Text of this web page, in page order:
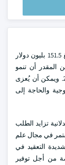
وقُدرت قيمة سوق العبوة الصيدلانية العالمية بمبلغ 151.5 بليون دولار
المتحدة في عام 2024، ومن المقدر أن تنمو
بنسبة 15.6 في المائة من عام 2025 إلى عام 2034. ويمكن أن يُعزى
والحاجة إلى
تزايد الطلب
في مجال علم
التعقيد في
من أجل توفير